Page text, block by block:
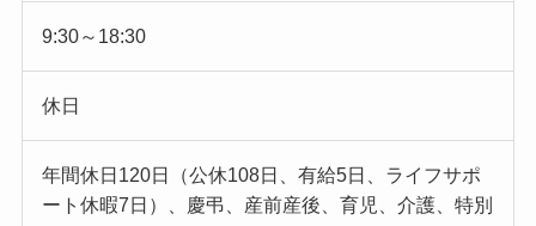
9:30～18:30
休日
年間休日120日（公休108日、有給5日、ライフサポ
ート休暇7日）、慶弔、産前産後、育児、介護、特別